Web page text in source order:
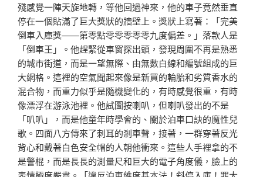
殘感覺一陣天旋地轉，等他回過神來，他的車子竟然垂直
停在一個貼滿了巨大獎狀的牆壁上。獎狀上寫著：「完美
倒車入庫獎——第零點零零零零零九度偏差。」落款人是
「倒車王」。他趕緊從車窗探出頭，發現周圍不再是熟悉
的城市街道，而是一望無際、由無數白線和編號組成的巨
大網格。這裡的空氣聞起來像是新買的輪胎和劣質香水的
混合物，而重力似乎是隨機變化的，有時感覺很重，有時
像漂浮在游泳池裡。他試圖按喇叭，但喇叭發出的不是
「叭叭」，而是他童年時學會的、關於泊車口訣的魔性兒
歌。四面八方傳來了刺耳的剎車聲，接著，一群穿著反光
背心和戴著白色安全帽的人朝他衝來。這些人手裡拿的不
是警棍，而是長長的測量尺和巨大的電子角度儀，臉上的